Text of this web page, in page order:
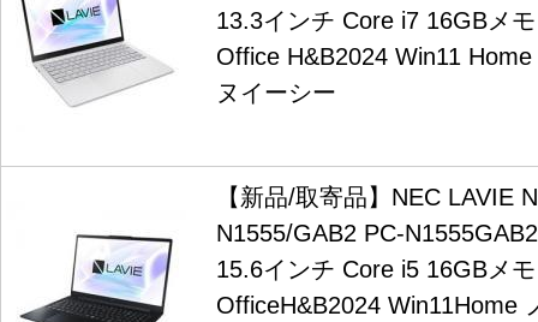
13.3インチ Core i7 16GBメ
Office H&B2024 Win11
ヌイーシー
【新品/取寄品】NEC LAVIE
N1555/GAB2 PC-
15.6インチ Core i5 16GBメ
OfficeH&B2024 Win11Home